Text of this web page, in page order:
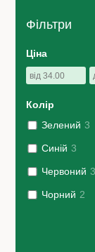
Фільтри
Ціна
Колір
Зелений 3
Синій 3
Червоний 3
Чорний 2